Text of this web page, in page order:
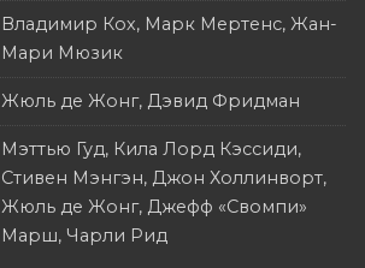
Владимир Кох, Марк Мертенс, Жан-
Мари Мюзик
Жюль де Жонг, Дэвид Фридман
Мэттью Гуд, Кила Лорд Кэссиди,
Стивен Мэнгэн, Джон Холлинворт,
Жюль де Жонг, Джефф «Свомпи»
Марш, Чарли Рид